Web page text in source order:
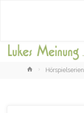
HomeHörspielserien